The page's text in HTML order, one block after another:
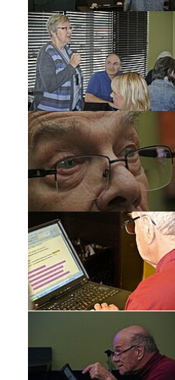
Show larger version
Show larger version
Show larger version
Show larger version